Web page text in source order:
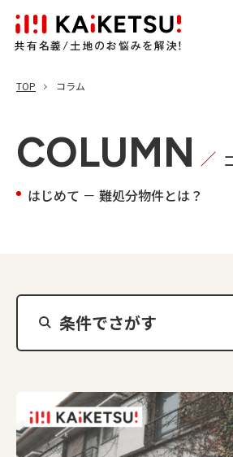
TOP コラム
COLUMN
はじめて － 難処分物件とは？
条件でさがす